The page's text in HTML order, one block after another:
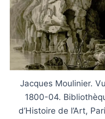
Jacques Moulinier.
1800-04.
d’Histoire de l’Art,